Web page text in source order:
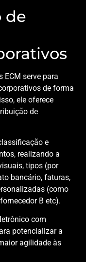
de
ECM serve para
de forma
ele oferece
de
e
realizando a
tipos (por
bancário, faturas,
(como
B etc).
com
potencializar a
agilidade às